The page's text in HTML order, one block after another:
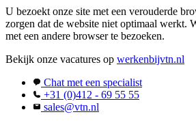
U bezoekt onze site met een verouderde
zorgen dat de website niet optimaal werkt.
met een andere browser te bezoeken.
Bekijk onze vacatures op werkenbijvtn.nl
Chat met een specialist
+31 (0)412 - 69 55 55
sales@vtn.nl